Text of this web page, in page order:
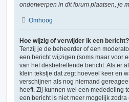
onderwerpen in dit forum plaatsen, je
Omhoog
Hoe wijzig of verwijder ik een bericht?
Tenzij je de beheerder of een
een bericht wijzigen (soms maar voor
van het desbetreffende bericht. Als er
klein tekstje dat zegt hoeveel keer en
verschijnen als nog niemand
heeft. Zij kunnen wel een mededeling
een bericht is niet meer mogelijk